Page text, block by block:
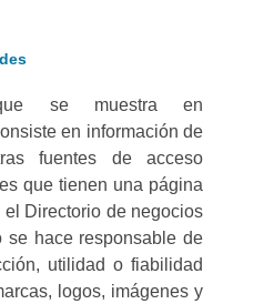
se muestra en
en información de
fuentes de acceso
que tienen una página
Directorio de negocios
se hace responsable de
utilidad o fiabilidad
logos, imágenes y